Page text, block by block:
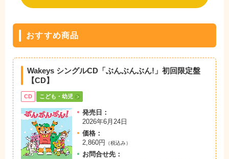
おすすめ商品
Wakeys シングルCD「ぶんぶんぶん!」 初回限定盤
【CD】
CD こども・幼児
発売日：
2026年6月24日
価格：
2,860円
（税込み）
お問合せ先：